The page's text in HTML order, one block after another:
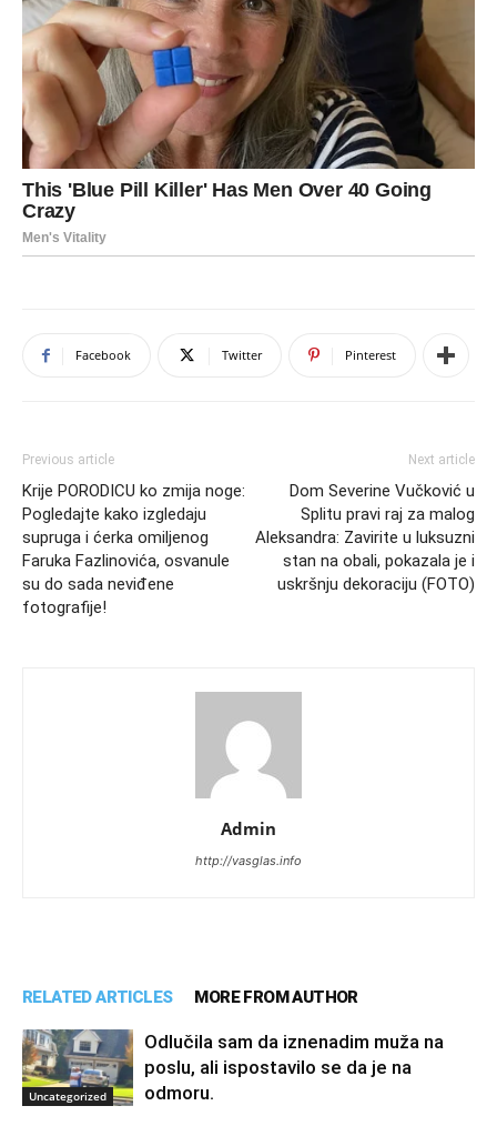
Facebook Twitter Pinterest
Previous article
Krije PORODICU ko zmija noge:
Pogledajte kako izgledaju
supruga i ćerka omiljenog
Faruka Fazlinovića, osvanule
su do sada neviđene
fotografije!
Next article
Dom Severine Vučković u
Splitu pravi raj za malog
Aleksandra: Zavirite u luksuzni
stan na obali, pokazala je i
uskršnju dekoraciju (FOTO)
Admin
http://vasglas.info
RELATED ARTICLES MORE FROM AUTHOR
Uncategorized
Odlučila sam da iznenadim muža na
poslu, ali ispostavilo se da je na
odmoru.